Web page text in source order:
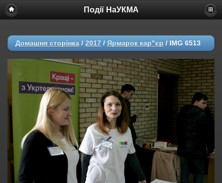
Події НаУКМА
Домашня сторінка / 2017 / Ярмарок кар"єр / IMG 6513